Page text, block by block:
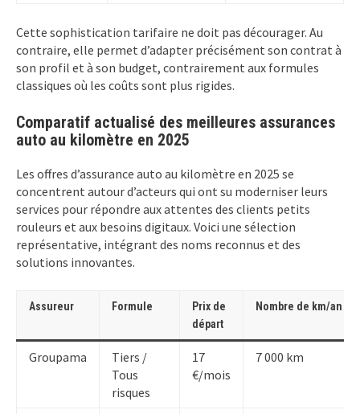
Cette sophistication tarifaire ne doit pas décourager. Au
contraire, elle permet d’adapter précisément son contrat à
son profil et à son budget, contrairement aux formules
classiques où les coûts sont plus rigides.
Comparatif actualisé des meilleures assurances
auto au kilomètre en 2025
Les offres d’assurance auto au kilomètre en 2025 se
concentrent autour d’acteurs qui ont su moderniser leurs
services pour répondre aux attentes des clients petits
rouleurs et aux besoins digitaux. Voici une sélection
représentative, intégrant des noms reconnus et des
solutions innovantes.
Assureur Formule
Prix de
départ
Nombre de km/an
Groupama
Tiers /
Tous
risques
17
€/mois
7 000 km